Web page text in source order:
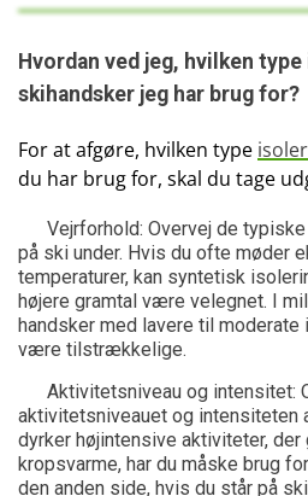
Hvordan ved jeg, hvilken
skihandsker jeg har brug for?
For at afgøre, hvilken type
du har brug for, skal du tage
Vejrforhold: Overvej de
på ski under. Hvis du ofte møder
temperaturer, kan syntetisk
højere gramtal være velegnet. I
handsker med lavere til
være tilstrækkelige.
Aktivitetsniveau og intensitet:
aktivitetsniveauet og intensiteten
dyrker højintensive aktiviteter, der
kropsvarme, har du måske brug
den anden side, hvis du står på